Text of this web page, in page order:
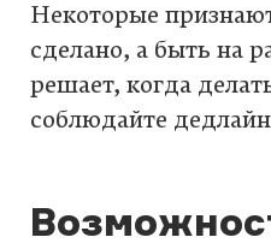
Некоторые
сделано, а быть на
решает, когда
соблюдайте